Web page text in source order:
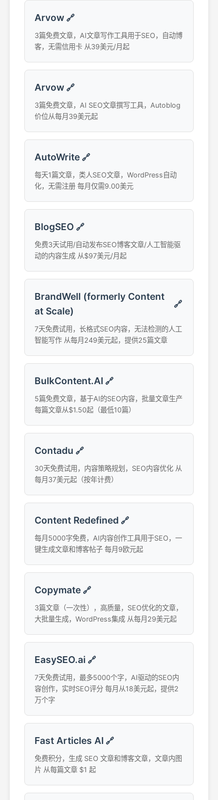
Arvow 🔗
3篇免费文章，AI文章写作工具用于SEO，自动博
客，无需信用卡 从39美元/月起
Arvow 🔗
3篇免费文章，AI SEO文章撰写工具，Autoblog
价位从每月39美元起
AutoWrite 🔗
每天1篇文章，类人SEO文章，WordPress自动
化，无需注册 每月仅需9.00美元
BlogSEO 🔗
免费3天试用/自动发布SEO博客文章/人工智能驱
动的内容生成 从$97美元/月起
BrandWell (formerly Content
at Scale)
🔗
7天免费试用，长格式SEO内容，无法检测的人工
智能写作 从每月249美元起，提供25篇文章
BulkContent.AI 🔗
5篇免费文章，基于AI的SEO内容，批量文章生产
每篇文章从$1.50起（最低10篇）
Contadu 🔗
30天免费试用，内容策略规划，SEO内容优化 从
每月37美元起（按年计费）
Content Redefined 🔗
每月5000字免费，AI内容创作工具用于SEO，一
键生成文章和博客帖子 每月9欧元起
Copymate 🔗
3篇文章（一次性），高质量，SEO优化的文章，
大批量生成，WordPress集成 从每月29美元起
EasySEO.ai 🔗
7天免费试用，最多5000个字，AI驱动的SEO内
容创作，实时SEO评分 每月从18美元起，提供2
万个字
Fast Articles AI 🔗
免费积分，生成 SEO 文章和博客文章，文章内图
片 从每篇文章 $1 起